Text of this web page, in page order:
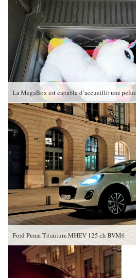
La MegaBox est capable d’accueillir une
Ford Puma Titanium MHEV 125 ch BVM6